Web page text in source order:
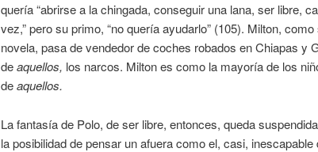
quería “abrirse a la chingada, conseguir una lana, ser libre,
vez,” pero su primo, “no quería ayudarlo” (105). Milton,
novela, pasa de vendedor de coches robados en Chiapas y
deaquellos, los narcos. Milton es como la mayoría de los
deaquellos.
La fantasía de Polo, de ser libre, entonces, queda
la posibilidad de pensar un afuera como el, casi,